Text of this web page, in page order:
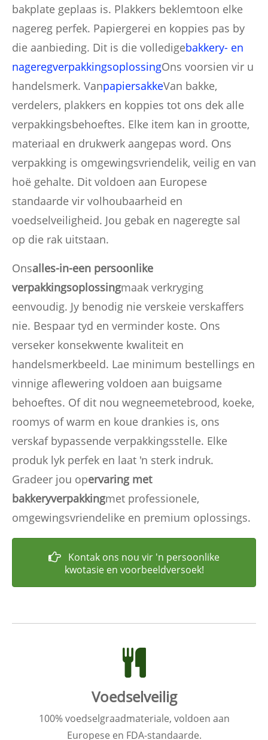
bakplate geplaas is. Plakkers beklemtoon elke
nagereg perfek. Papiergerei en koppies pas by
die aanbieding. Dit is die volledigebakkery- en
nageregverpakkingsoplossingOns voorsien vir u
handelsmerk. VanpapiersakkeVan bakke,
verdelers, plakkers en koppies tot ons dek alle
verpakkingsbehoeftes. Elke item kan in grootte,
materiaal en drukwerk aangepas word. Ons
verpakking is omgewingsvriendelik, veilig en van
hoë gehalte. Dit voldoen aan Europese
standaarde vir volhoubaarheid en
voedselveiligheid. Jou gebak en nageregte sal
op die rak uitstaan.
Onsalles-in-een persoonlike
verpakkingsoplossingmaak verkryging
eenvoudig. Jy benodig nie verskeie verskaffers
nie. Bespaar tyd en verminder koste. Ons
verseker konsekwente kwaliteit en
handelsmerkbeeld. Lae minimum bestellings en
vinnige aflewering voldoen aan buigsame
behoeftes. Of dit nou wegneemetebrood, koeke,
roomys of warm en koue drankies is, ons
verskaf bypassende verpakkingsstelle. Elke
produk lyk perfek en laat 'n sterk indruk.
Gradeer jou opervaring met
bakkeryverpakkingmet professionele,
omgewingsvriendelike en premium oplossings.
Kontak ons ​​nou vir 'n persoonlike
kwotasie en voorbeeldversoek!
Voedselveilig
100% voedselgraadmateriale, voldoen aan
Europese en FDA-standaarde.